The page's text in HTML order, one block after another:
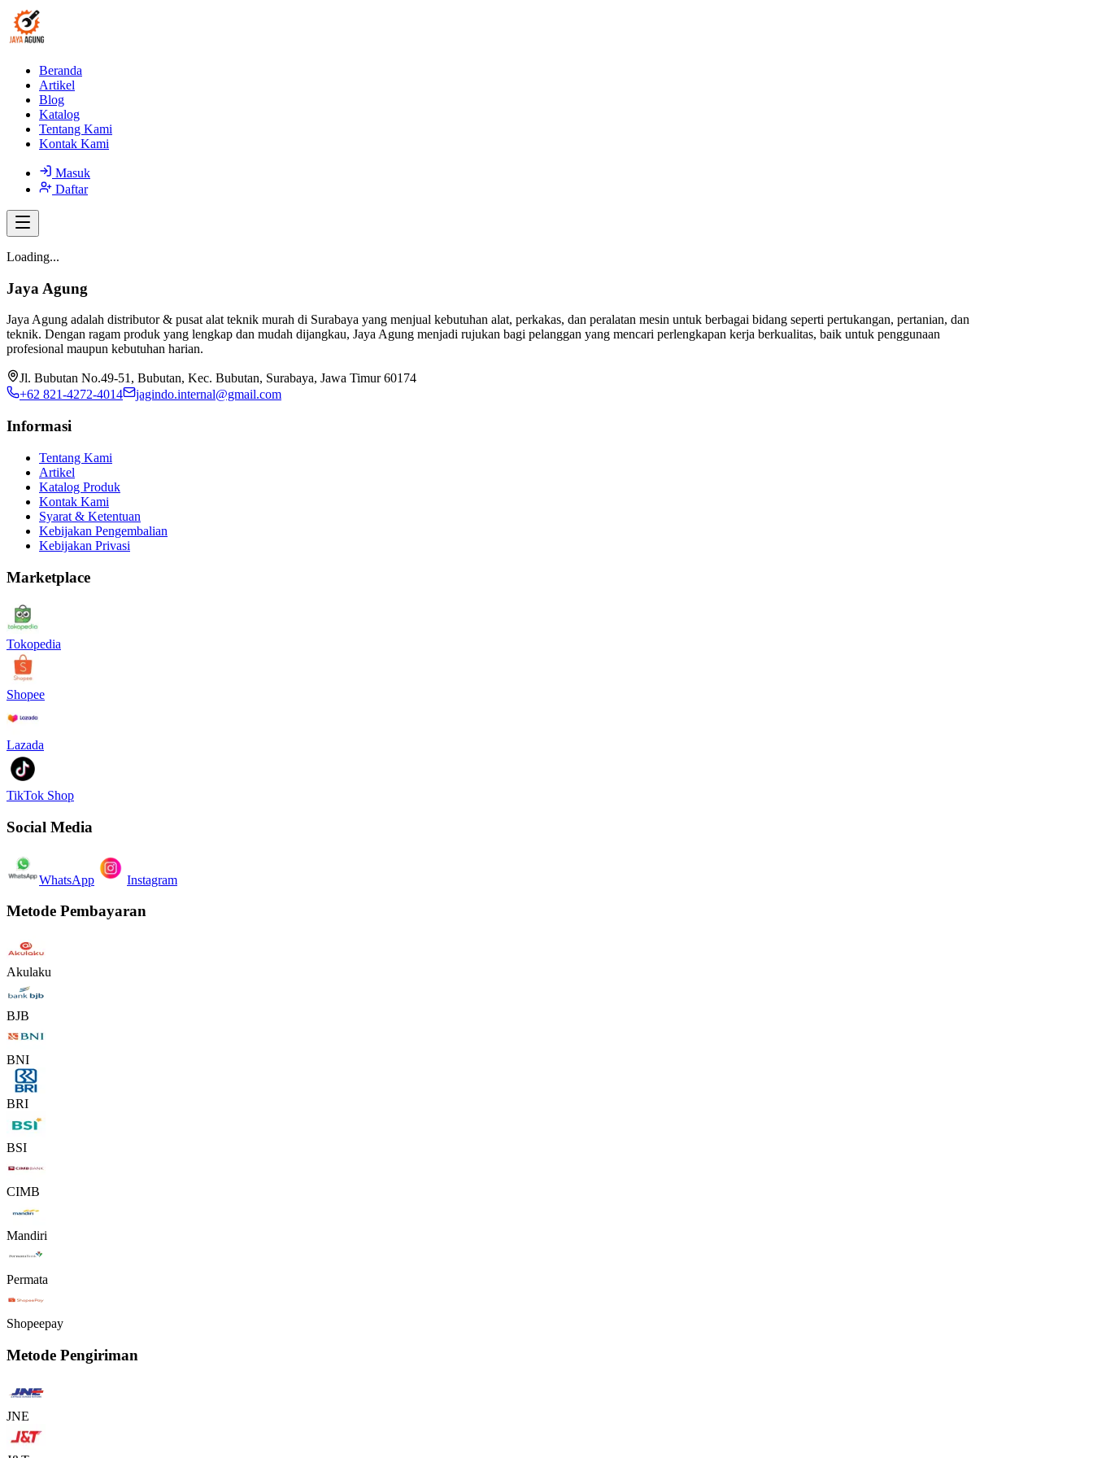
Beranda
Artikel
Blog
Katalog
Tentang Kami
Kontak Kami
Masuk
Daftar
Loading...
Jaya Agung
Jaya Agung adalah distributor & pusat alat teknik murah di Surabaya yang menjual kebutuhan alat, perkakas, dan peralatan mesin untuk berbagai bidang seperti pertukangan, pertanian, dan
teknik. Dengan ragam produk yang lengkap dan mudah dijangkau, Jaya Agung menjadi rujukan bagi pelanggan yang mencari perlengkapan kerja berkualitas, baik untuk penggunaan
profesional maupun kebutuhan harian.
Jl. Bubutan No.49-51, Bubutan, Kec. Bubutan, Surabaya, Jawa Timur 60174
+62 821-4272-4014
jagindo.internal@gmail.com
Informasi
Tentang Kami
Artikel
Katalog Produk
Kontak Kami
Syarat & Ketentuan
Kebijakan Pengembalian
Kebijakan Privasi
Marketplace
Tokopedia
Shopee
Lazada
TikTok Shop
Social Media
WhatsApp Instagram
Metode Pembayaran
Akulaku
BJB
BNI
BRI
BSI
CIMB
Mandiri
Permata
Shopeepay
Metode Pengiriman
JNE